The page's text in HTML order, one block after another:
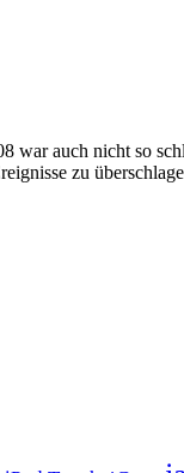
war auch nicht so
zu